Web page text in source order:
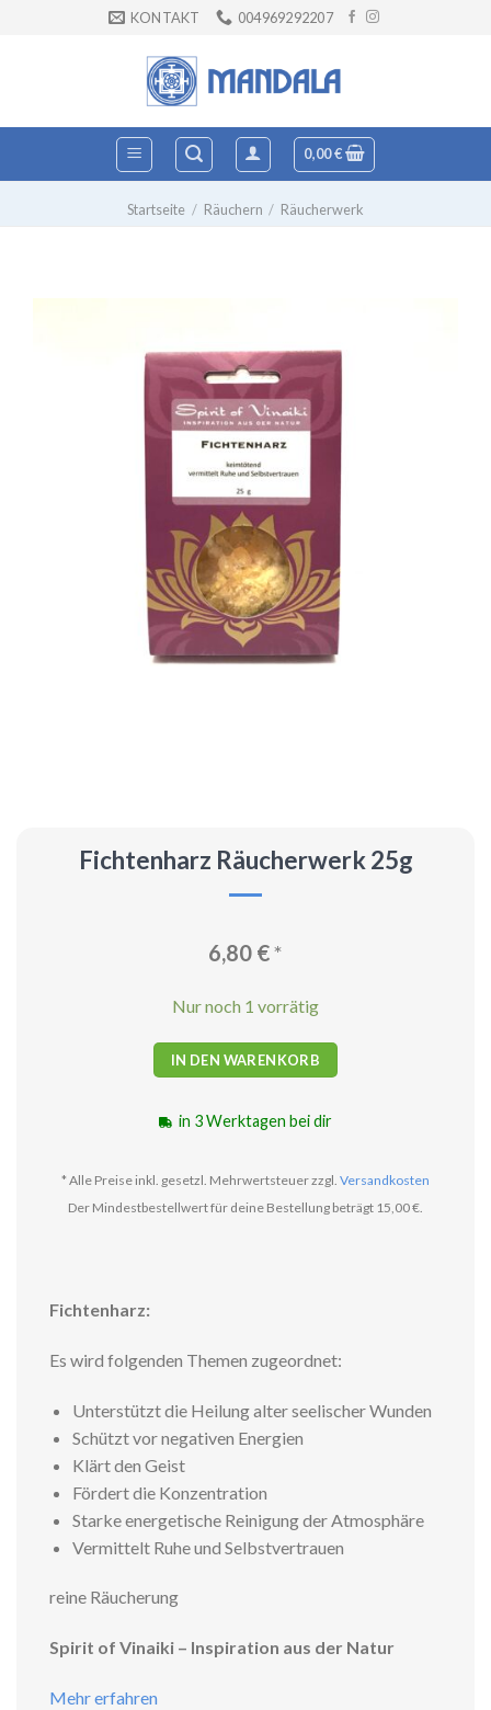
KONTAKT 004969292207
0,00€
Startseite / Räuchern / Räucherwerk
Fichtenharz Räucherwerk 25g
6,80 €*
Nur noch 1 vorrätig
IN DEN WARENKORB
in 3 Werktagen bei dir
* Alle Preise inkl. gesetzl. Mehrwertsteuer zzgl. Versandkosten
Der Mindestbestellwert für deine Bestellung beträgt 15,00 €.
Fichtenharz:
Es wird folgenden Themen zugeordnet:
Unterstützt die Heilung alter seelischer Wunden
Schützt vor negativen Energien
Klärt den Geist
Fördert die Konzentration
Starke energetische Reinigung der Atmosphäre
Vermittelt Ruhe und Selbstvertrauen
reine Räucherung
Spirit of Vinaiki – Inspiration aus der Natur
Mehr erfahren